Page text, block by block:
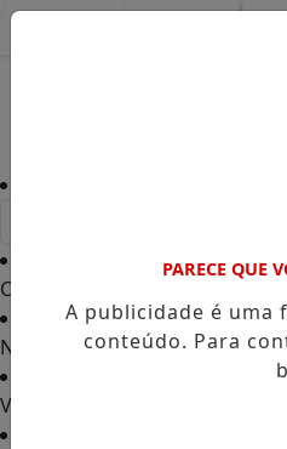
Capa
Notícias /
Vídeos TVGO
PARECE QUE
A publicidade é
conteúdo. Para